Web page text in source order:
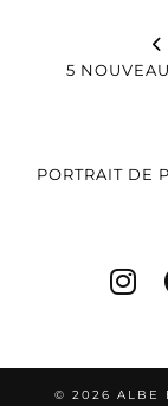
5
PORTRAIT DE
© 2026 ALBE